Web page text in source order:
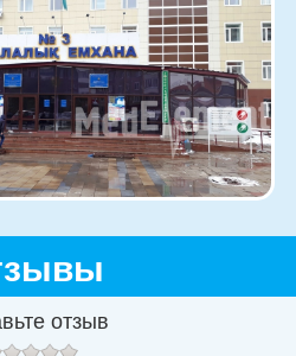
отзыв